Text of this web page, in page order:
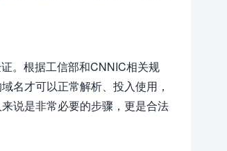
证。根据工信部和CNNIC相关规
名才可以正常解析、投入使用，
说是非常必要的步骤，更是合法